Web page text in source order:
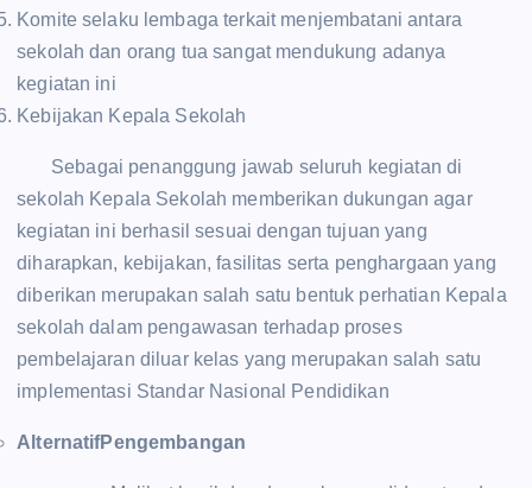
Komite selaku lembaga terkait menjembatani antara
sekolah dan orang tua sangat mendukung adanya
kegiatan ini
Kebijakan Kepala Sekolah
Sebagai penanggung jawab seluruh kegiatan di
sekolah Kepala Sekolah memberikan dukungan agar
kegiatan ini berhasil sesuai dengan tujuan yang
diharapkan, kebijakan, fasilitas serta penghargaan yang
diberikan merupakan salah satu bentuk perhatian Kepala
sekolah dalam pengawasan terhadap proses
pembelajaran diluar kelas yang merupakan salah satu
implementasi Standar Nasional Pendidikan
AlternatifPengembangan